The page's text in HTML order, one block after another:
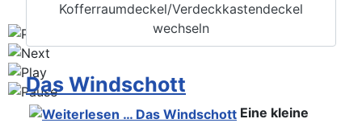
Kofferraumdeckel/Verdeckkastendeckel
wechseln
Das Windschott
Eine kleine